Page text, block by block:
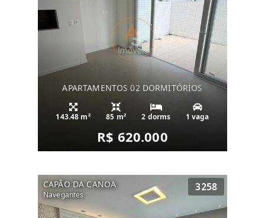
APARTAMENTOS 02 DORMITÓRIOS
143.48 m² 85 m² 2 dorms 1 vaga
R$ 620.000
CAPÃO DA CANOA
Navegantes
3258